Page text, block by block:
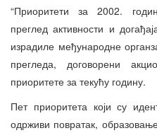
“Приоритети за 2002.
преглед активности и
израдиле међународне
прегледа, договорени
приоритете за текућу годину.
Пет приоритета који су
одрживи повратак,